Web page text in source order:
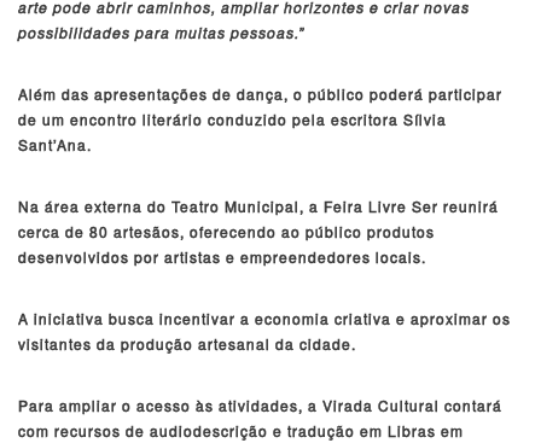
arte pode abrir caminhos, ampliar horizontes e criar novas
possibilidades para muitas pessoas.”
Além das apresentações de dança, o público poderá participar
de um encontro literário conduzido pela escritora Sílvia
Sant’Ana.
Na área externa do Teatro Municipal, a Feira Livre Ser reunirá
cerca de 80 artesãos, oferecendo ao público produtos
desenvolvidos por artistas e empreendedores locais.
A iniciativa busca incentivar a economia criativa e aproximar os
visitantes da produção artesanal da cidade.
Para ampliar o acesso às atividades, a Virada Cultural contará
com recursos de audiodescrição e tradução em Libras em